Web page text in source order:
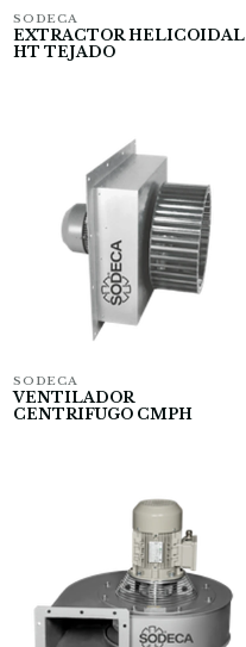
SODECA
EXTRACTOR HELICOIDAL
HT TEJADO
SODECA
VENTILADOR
CENTRIFUGO CMPH